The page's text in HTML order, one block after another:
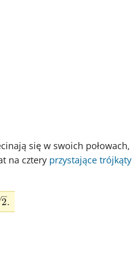
się w swoich połowach,
na cztery przystające trójkąty
2.